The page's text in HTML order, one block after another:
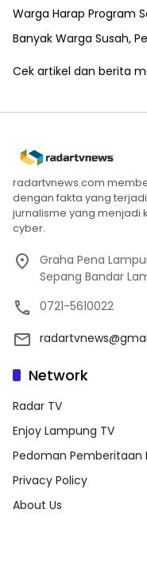
Warga Harap Program
Banyak Warga Susah,
Cek artikel dan berita
radartvnews.com
dengan fakta yang
jurnalisme yang menjadi
cyber.
Graha Pena
Sepang Bandar
0721-5610022
Network
Radar TV
Enjoy Lampung TV
Pedoman Pemberitaan
Privacy Policy
About Us